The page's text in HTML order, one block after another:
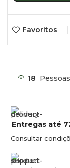
Favoritos
18
Entregas até
Consultar